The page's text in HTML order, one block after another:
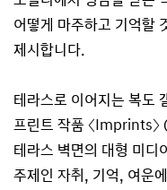
어떻게 마주하고 기억할
제시합니다.
테라스로 이어지는 복도
프린트 작품 〈Imprints
테라스 벽면의 대형 미디
주제인 자취, 기억, 여운